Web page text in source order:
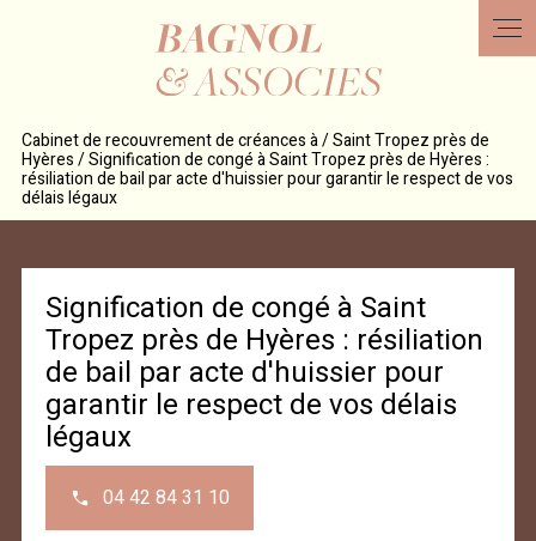
Cabinet de recouvrement de créances à / Saint Tropez près de
Hyères / Signification de congé à Saint Tropez près de Hyères :
résiliation de bail par acte d'huissier pour garantir le respect de vos
délais légaux
Signification de congé à Saint
Tropez près de Hyères : résiliation
de bail par acte d'huissier pour
garantir le respect de vos délais
légaux
04 42 84 31 10